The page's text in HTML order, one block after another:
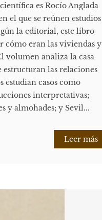
es Rocío Anglada
el que se reúnen estudios
la editorial, este libro
cómo eran las viviendas y
volumen analiza la casa
estructuran las relaciones
estudian casos como
interpretativas;
y almohades; y Sevil...
Leer más